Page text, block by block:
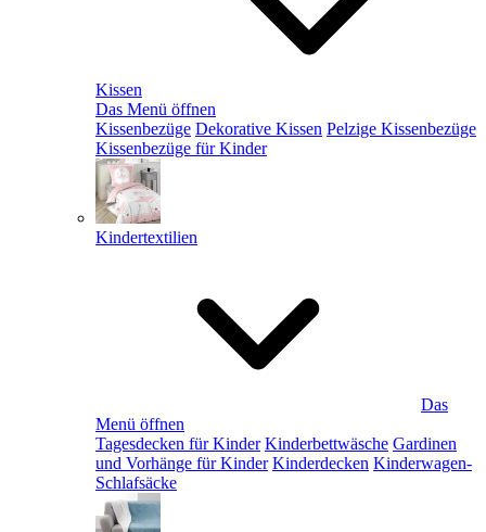
Kissen
Das Menü öffnen
Kissenbezüge Dekorative Kissen Pelzige Kissenbezüge
Kissenbezüge für Kinder
Kindertextilien
Das
Menü öffnen
Tagesdecken für Kinder Kinderbettwäsche Gardinen
und Vorhänge für Kinder Kinderdecken Kinderwagen-
Schlafsäcke